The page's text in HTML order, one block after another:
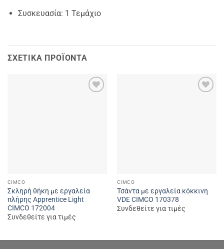
Συσκευασία: 1 Τεμάχιο
ΣΧΕΤΙΚΆ ΠΡΟΪΌΝΤΑ
CIMCO
Σκληρή θήκη με εργαλεία
πλήρης Apprentice Light
CIMCO 172004
Συνδεθείτε για τιμές
CIMCO
Τσάντα με εργαλεία κόκκινη
VDE CIMCO 170378
Συνδεθείτε για τιμές